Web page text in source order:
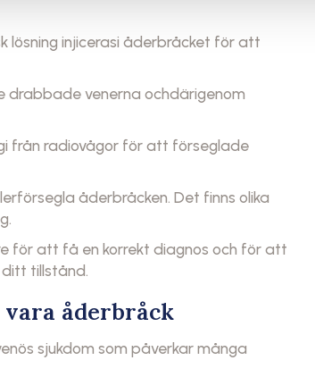
lösning injicerasi åderbråcket för att
drabbade venerna ochdärigenom
från radiovågor för att förseglade
åderbråcken. Det finns olika
för att få en korrekt diagnos och för att
tillstånd.
åderbråck
sjukdom som påverkar många